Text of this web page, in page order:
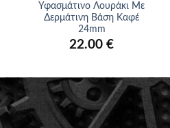
Υφασμάτινο Λουράκι Με
Δερμάτινη Βάση Καφέ
24mm
22.00 €